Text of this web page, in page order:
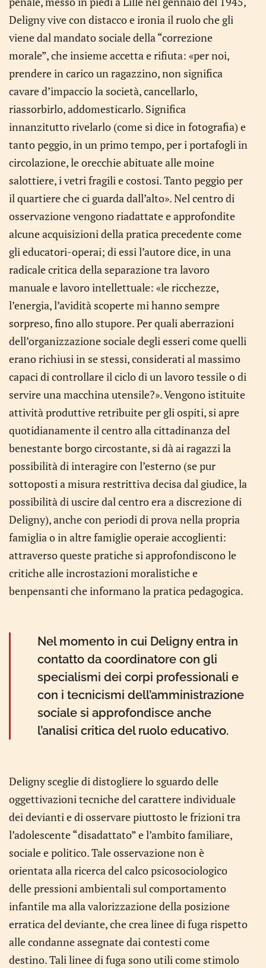
Deligny vive con distacco e ironia il ruolo che gli
viene dal mandato sociale della “correzione
morale”, che insieme accetta e rifiuta: «per noi,
prendere in carico un ragazzino, non significa
cavare d’impaccio la società, cancellarlo,
riassorbirlo, addomesticarlo. Significa
innanzitutto rivelarlo (come si dice in fotografia) e
tanto peggio, in un primo tempo, per i portafogli in
circolazione, le orecchie abituate alle moine
salottiere, i vetri fragili e costosi. Tanto peggio per
il quartiere che ci guarda dall’alto». Nel centro di
osservazione vengono riadattate e approfondite
alcune acquisizioni della pratica precedente come
gli educatori-operai; di essi l’autore dice, in una
radicale critica della separazione tra lavoro
manuale e lavoro intellettuale: «le ricchezze,
l’energia, l’avidità scoperte mi hanno sempre
sorpreso, fino allo stupore. Per quali aberrazioni
dell’organizzazione sociale degli esseri come quelli
erano richiusi in se stessi, considerati al massimo
capaci di controllare il ciclo di un lavoro tessile o di
servire una macchina utensile?». Vengono istituite
attività produttive retribuite per gli ospiti, si apre
quotidianamente il centro alla cittadinanza del
benestante borgo circostante, si dà ai ragazzi la
possibilità di interagire con l’esterno (se pur
sottoposti a misura restrittiva decisa dal giudice, la
possibilità di uscire dal centro era a discrezione di
Deligny), anche con periodi di prova nella propria
famiglia o in altre famiglie operaie accoglienti:
attraverso queste pratiche si approfondiscono le
critiche alle incrostazioni moralistiche e
benpensanti che informano la pratica pedagogica.
Nel momento in cui Deligny entra in
contatto da coordinatore con gli
specialismi dei corpi professionali e
con i tecnicismi dell’amministrazione
sociale si approfondisce anche
l’analisi critica del ruolo educativo.
Deligny sceglie di distogliere lo sguardo delle
oggettivazioni tecniche del carattere individuale
dei devianti e di osservare piuttosto le frizioni tra
l’adolescente “disadattato” e l’ambito familiare,
sociale e politico. Tale osservazione non è
orientata alla ricerca del calco psicosociologico
delle pressioni ambientali sul comportamento
infantile ma alla valorizzazione della posizione
erratica del deviante, che crea linee di fuga rispetto
alle condanne assegnate dai contesti come
destino. Tali linee di fuga sono utili come stimolo